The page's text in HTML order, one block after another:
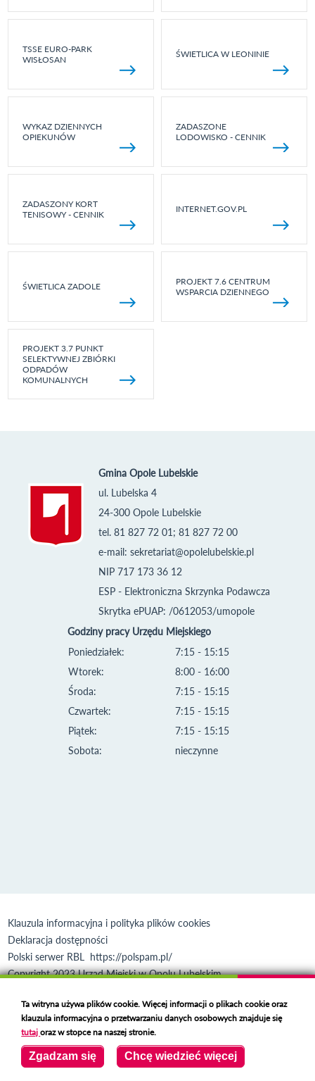
TSSE EURO-PARK
WISŁOSAN
ŚWIETLICA W LEONINIE
WYKAZ DZIENNYCH
OPIEKUNÓW
ZADASZONE
LODOWISKO - CENNIK
ZADASZONY KORT
TENISOWY - CENNIK
INTERNET.GOV.PL
ŚWIETLICA ZADOLE
PROJEKT 7.6 CENTRUM
WSPARCIA DZIENNEGO
PROJEKT 3.7 PUNKT
SELEKTYWNEJ ZBIÓRKI
ODPADÓW
KOMUNALNYCH
Gmina Opole Lubelskie
ul. Lubelska 4
24-300 Opole Lubelskie
tel. 81 827 72 01; 81 827 72 00
e-mail: sekretariat@opolelubelskie.pl
NIP 717 173 36 12
ESP - Elektroniczna Skrzynka Podawcza
Skrytka ePUAP: /0612053/umopole
Godziny pracy Urzędu Miejskiego
Poniedziałek:
Wtorek:
Środa:
Czwartek:
Piątek:
Sobota:
7:15 - 15:15
8:00 - 16:00
7:15 - 15:15
7:15 - 15:15
7:15 - 15:15
nieczynne
Klauzula informacyjna i polityka plików cookies
Deklaracja dostępności
Polski serwer RBL https://polspam.pl/
Copyright 2023 Urząd Miejski w Opolu Lubelskim
Ta witryna używa plików cookie. Więcej informacji o plikach cookie oraz
klauzula informacyjna o przetwarzaniu danych osobowych znajduje się
tutajoraz w stopce na naszej stronie.
Zgadzam się Chcę wiedzieć więcej